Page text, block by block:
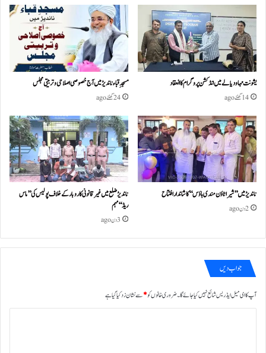
یشونت مہا ودیالے میں انڈکشن پروگرام کا انعقاد
14 گھنٹے ago
مسجدِ قباء ناندیڑ میں آج خصوصی اصلاحی و تربیتی مجلس
24 گھنٹے ago
ناندیڑ میں ’’شیرا ٹاؤن مندی ہاؤس‘‘ کا شاندار افتتاح
2 دن ago
ناندیڑ ضلع میں غیر قانونی کاروبار کے خلاف پولیس کی ’’ماس
ریڈ‘‘ مہم
3 دن ago
جواب دیں
آپ کا ای میل ایڈریس شائع نہیں کیا جائے گا۔ضروری خانوں کو*سے نشان زد کیا گیا ہے